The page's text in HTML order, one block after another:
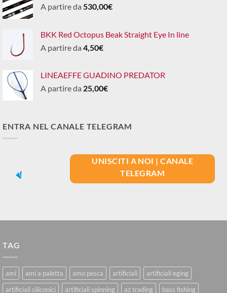
A partire da 530,00€
BKK Red Octopus Beak Straight Eye In line
A partire da 4,50€
LINEAEFFE GUADINO PREDATOR
A partire da 25,00€
ENTRA NEL CANALE TELEGRAM
UNISCITI A NOI | CANALE
TELEGRAM
TAG
ami ami a paletta amo pesca artificiali
artificiali eging
artificiali siliconici
artificiali spinning az trading bass fishing